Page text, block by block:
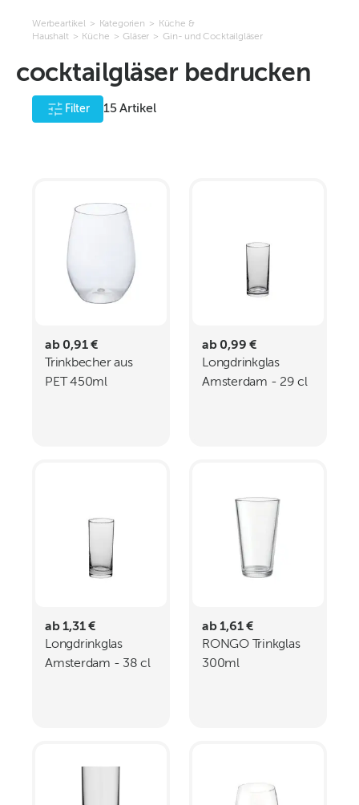
Werbeartikel > Kategorien >
Küche &
Haushalt > Küche > Gläser > Gin- und Cocktailgläser
cocktailgläser bedrucken
Filter 15Artikel
ab 0,91 €
Trinkbecher aus
PET 450ml
ab 0,99 €
Longdrinkglas
Amsterdam - 29 cl
ab 1,31 €
Longdrinkglas
Amsterdam - 38 cl
ab 1,61 €
RONGO Trinkglas
300ml